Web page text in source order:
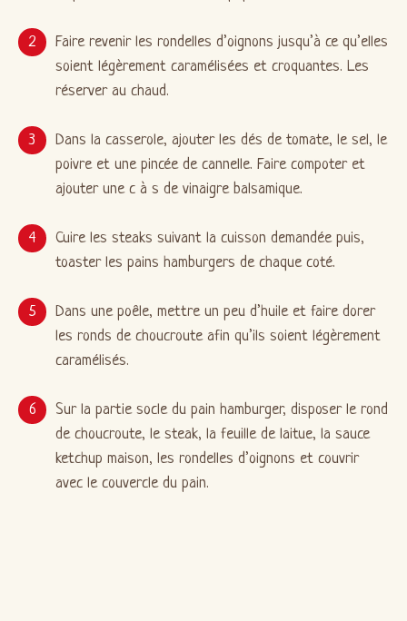
Faire revenir les rondelles d’oignons jusqu’à ce qu’elles
soient légèrement caramélisées et croquantes. Les
réserver au chaud.
Dans la casserole, ajouter les dés de tomate, le sel, le
poivre et une pincée de cannelle. Faire compoter et
ajouter une c à s de vinaigre balsamique.
Cuire les steaks suivant la cuisson demandée puis,
toaster les pains hamburgers de chaque coté.
Dans une poêle, mettre un peu d’huile et faire dorer
les ronds de choucroute afin qu’ils soient légèrement
caramélisés.
Sur la partie socle du pain hamburger, disposer le rond
de choucroute, le steak, la feuille de laitue, la sauce
ketchup maison, les rondelles d’oignons et couvrir
avec le couvercle du pain.